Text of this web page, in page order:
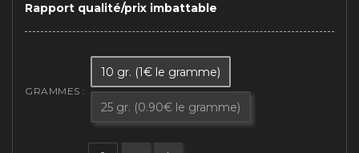
Rapport qualité/prix imbattable
GRAMMES :
10 gr. (1€ le gramme)
25 gr. (0.90€ le gramme)